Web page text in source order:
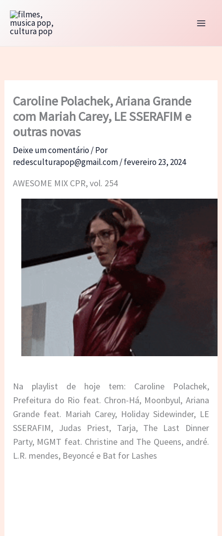
para
Caroline Polachek, Ariana Grande
com Mariah Carey, LE SSERAFIM e
outras novas
Deixe um comentário/ Por
redesculturapop@gmail.com/fevereiro 23, 2024
AWESOME MIX CPR, vol. 254
Na playlist de hoje tem: Caroline Polachek,
Prefeitura do Rio feat. Chron-Há, Moonbyul, Ariana
Grande feat. Mariah Carey, Holiday Sidewinder, LE
SSERAFIM, Judas Priest, Tarja, The Last Dinner
Party, MGMT feat. Christine and The Queens, andré.
L.R. mendes, Beyoncé e Bat for Lashes